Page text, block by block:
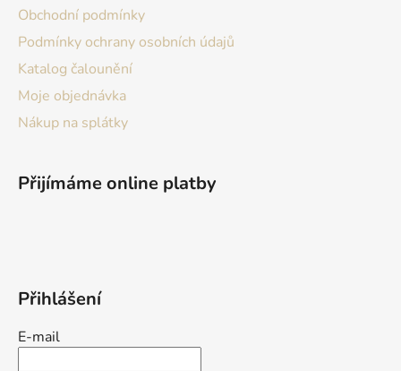
Obchodní podmínky
Podmínky ochrany osobních údajů
Katalog čalounění
Moje objednávka
Nákup na splátky
Přijímáme online platby
Přihlášení
E-mail